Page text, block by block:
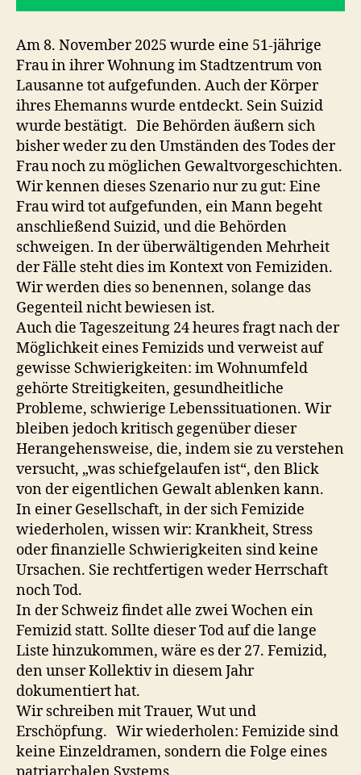
Am 8. November 2025 wurde eine 51-jährige
Frau in ihrer Wohnung im Stadtzentrum von
Lausanne tot aufgefunden. Auch der Körper
ihres Ehemanns wurde entdeckt. Sein Suizid
wurde bestätigt. Die Behörden äußern sich
bisher weder zu den Umständen des Todes der
Frau noch zu möglichen Gewaltvorgeschichten.
Wir kennen dieses Szenario nur zu gut: Eine
Frau wird tot aufgefunden, ein Mann begeht
anschließend Suizid, und die Behörden
schweigen. In der überwältigenden Mehrheit
der Fälle steht dies im Kontext von Femiziden.
Wir werden dies so benennen, solange das
Gegenteil nicht bewiesen ist.
Auch die Tageszeitung 24 heures fragt nach der
Möglichkeit eines Femizids und verweist auf
gewisse Schwierigkeiten: im Wohnumfeld
gehörte Streitigkeiten, gesundheitliche
Probleme, schwierige Lebenssituationen. Wir
bleiben jedoch kritisch gegenüber dieser
Herangehensweise, die, indem sie zu verstehen
versucht, „was schiefgelaufen ist“, den Blick
von der eigentlichen Gewalt ablenken kann.
In einer Gesellschaft, in der sich Femizide
wiederholen, wissen wir: Krankheit, Stress
oder finanzielle Schwierigkeiten sind keine
Ursachen. Sie rechtfertigen weder Herrschaft
noch Tod.
In der Schweiz findet alle zwei Wochen ein
Femizid statt. Sollte dieser Tod auf die lange
Liste hinzukommen, wäre es der 27. Femizid,
den unser Kollektiv in diesem Jahr
dokumentiert hat.
Wir schreiben mit Trauer, Wut und
Erschöpfung. Wir wiederholen: Femizide sind
keine Einzeldramen, sondern die Folge eines